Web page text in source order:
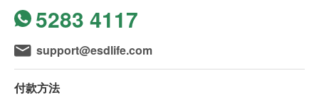
备注
1. 此券由捷成马电子有限公司/倾耳听听力中心签发，
于指定体检化验中心使用，详细中心地址及预约电话
请参阅换领地点。
5283 4117
support@esdlife.com
付款方法